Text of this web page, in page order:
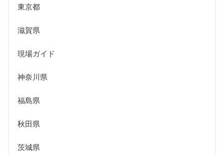
東京都
滋賀県
現場ガイド
神奈川県
福島県
秋田県
茨城県